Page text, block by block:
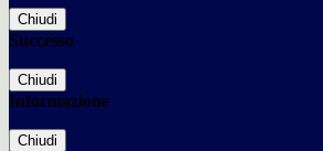
Chiudi
Successo
Chiudi
Informazione
Chiudi